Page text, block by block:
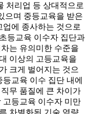
처리업 등 상대적으로
으며 중등교육을 받은
에 종사하는 것으로
등교육 이수자 집단과
는 유의미한 수준을
이상의 고등교육을
크게 벌어지는 것으
교육 이수 집단 내에
무 품질에 큰 차이가
고등교육 이수자 미만
차별화된 기술 역량